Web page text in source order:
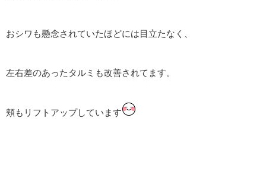
おシワも懸念されていたほどには目立たなく、
左右差のあったタルミも改善されてます。
頬もリフトアップしています